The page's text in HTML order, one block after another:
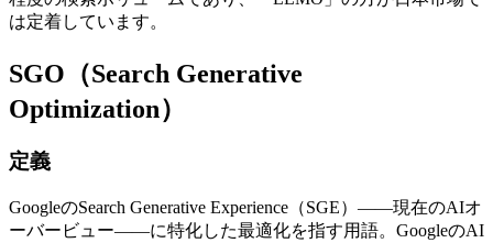
は定着しています。
SGO（Search Generative
Optimization）
定義
GoogleのSearch Generative Experience（SGE）——現在のAIオ
ーバービュー——に特化した最適化を指す用語。GoogleのAI